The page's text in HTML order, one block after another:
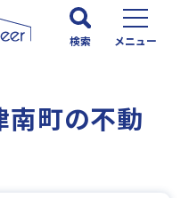
検索 メニュー
町の不動